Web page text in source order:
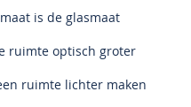
is de glasmaat
ruimte optisch groter
ruimte lichter maken